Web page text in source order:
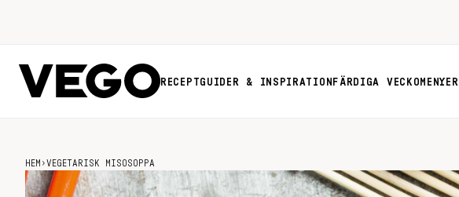
RECEPTGUIDER & INSPIRATION FÄRDIGA VECKOMENYER
HEM ›VEGETARISK MISOSOPPA